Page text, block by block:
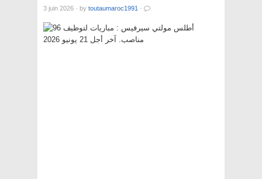
3 juin 2026 · by toutaumaroc1991 ·